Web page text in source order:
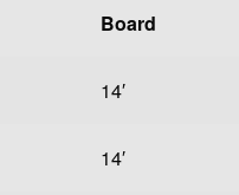
Board
14′
14′